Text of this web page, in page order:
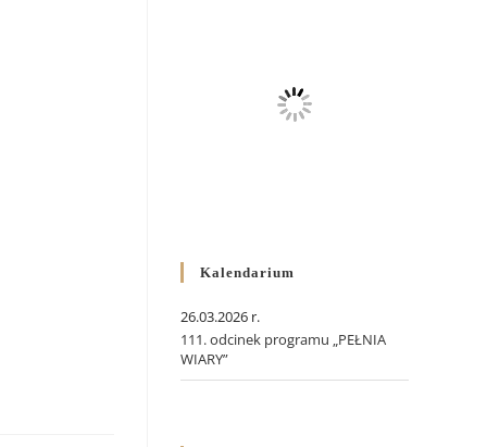
Kalendarium
26.03.2026 r.
111. odcinek programu „PEŁNIA
WIARY”